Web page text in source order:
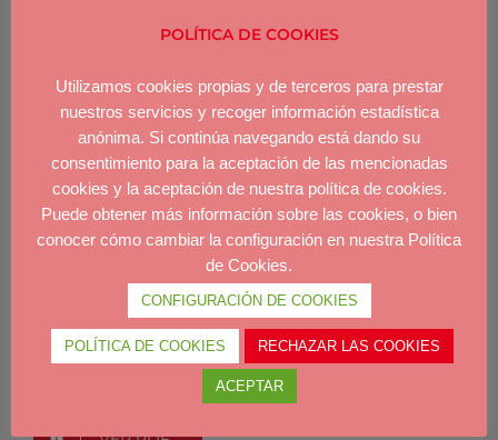
P. García-Casado et al, 2008
16) Inseminación post-cervical en cerdas con
reducido número de espermatozoides.I. Hernández-
Caravaca et al, 2008
17) Genética molecular y selección porcina: el caso
del IGF2 y MC4R.Dr. D. P. López et al, 2008
VER PDF
POLÍTICA DE COOKIES
Utilizamos cookies propias y de terceros para prestar
nuestros servicios y recoger información estadística
anónima. Si continúa navegando está dando su
consentimiento para la aceptación de las mencionadas
cookies y la aceptación de nuestra política de cookies.
Puede obtener más información sobre las cookies, o bien
conocer cómo cambiar la configuración en nuestra Política
de Cookies.
CONFIGURACIÓN DE COOKIES
POLÍTICA DE COOKIES RECHAZAR LAS COOKIES
ACEPTAR